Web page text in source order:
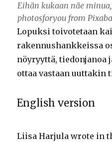
Eihän kukaan näe
photosforyou from
Lopuksi toivotetaan
rakennushankkeissa
nöyryyttä, tiedonjanoa
ottaa vastaan uuttakin
English version
Liisa Harjula wrote in